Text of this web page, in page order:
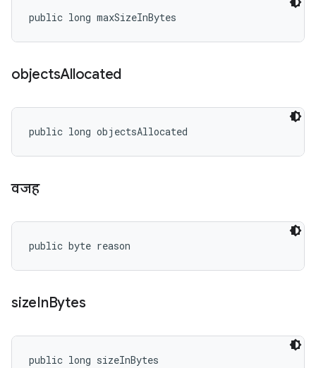
public long maxSizeInBytes
objectsAllocated
public long objectsAllocated
वजह
public byte reason
sizeInBytes
public long sizeInBytes